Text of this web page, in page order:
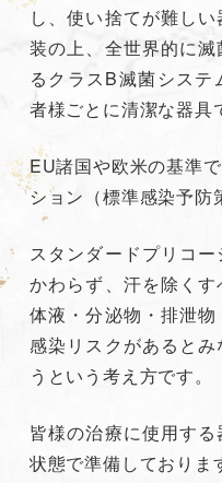
し、使い捨てが難し
装の上、全世界的に
るクラスB滅菌シス
者様ごとに清潔な器具
EU諸国や欧米の基準
ション（標準感染予防
スタンダードプリコ
かわらず、汗を除く
体液・分泌物・排泄
感染リスクがあると
うという考え方です。
皆様の治療に使用す
状態で準備しておりま